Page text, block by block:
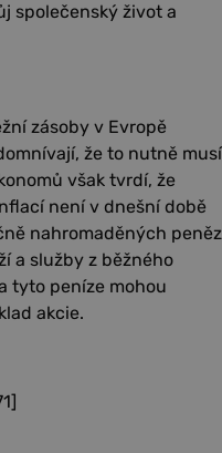
společenský život a
zásoby v Evropě
že to nutně musí
však tvrdí, že
není v dnešní době
nahromaděných peněz
a služby z běžného
tyto peníze mohou
akcie.